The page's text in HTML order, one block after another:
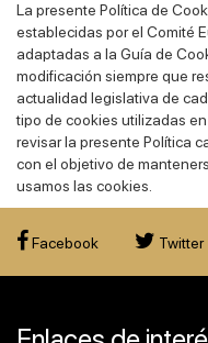
La presente Política de
establecidas por el Comité
adaptadas a la Guía de
modificación siempre que
actualidad legislativa de
tipo de cookies utilizadas
revisar la presente Política
con el objetivo de
usamos las cookies.
Facebook Twitter